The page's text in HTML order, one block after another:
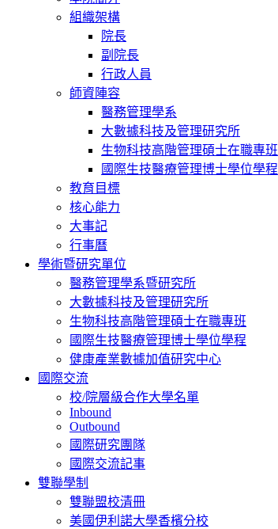
組織架構
院長
副院長
行政人員
師資陣容
醫務管理學系
大數據科技及管理研究所
生物科技高階管理碩士在職專班
國際生技醫療管理博士學位學程
教育目標
核心能力
大事記
行事曆
學術暨研究單位
醫務管理學系暨研究所
大數據科技及管理研究所
生物科技高階管理碩士在職專班
國際生技醫療管理博士學位學程
健康產業數據加值研究中心
國際交流
校/院層級合作大學名單
Inbound
Outbound
國際研究團隊
國際交流記事
雙聯學制
雙聯盟校清冊
美國伊利諾大學香檳分校